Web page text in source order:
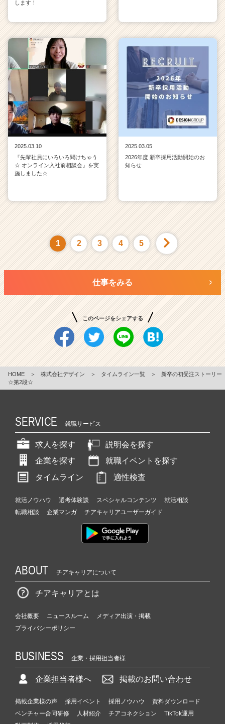
します！
2025.03.10
『先輩社員にいろいろ聞けちゃう
☆ オンライン入社前相談会』を実
施しました☆
2025.03.05
2026年度 新卒採用活動開始のお
知らせ
1 2 3 4 5
仕事をみる
このページをシェアする
HOME ＞ 株式会社デザイン ＞ タイムライン一覧 ＞
新卒の初受注ストーリー
☆第2段☆
SERVICE 就職サービス
求人を探す
説明会を探す
企業を探す
就職イベントを探す
タイムライン
適性検査
就活ノウハウ 選考体験談 スペシャルコンテンツ
就活相談
転職相談
企業マンガ チアキャリアユーザーガイド
ABOUT チアキャリアについて
チアキャリアとは
会社概要 ニュースルーム
メディア出演・掲載
プライバシーポリシー
BUSINESS 企業・採用担当者様
企業担当者様へ 掲載のお問い合わせ
掲載企業様の声 採用イベント 採用ノウハウ
資料ダウンロード
ベンチャー合同研修
人材紹介 チアコネクション
TikTok運用